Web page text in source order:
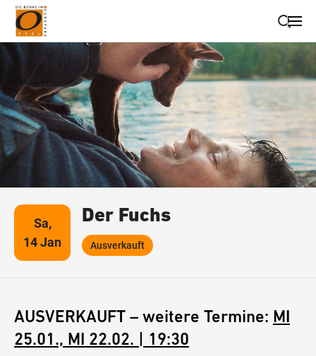
Suche schließen
Wegbeschreibung erhalten
Sa,
14 Jan
Der Fuchs
Ausverkauft
AUSVERKAUFT – weitere Termine: MI
25.01., MI 22.02. | 19:30